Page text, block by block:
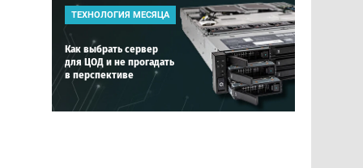
ТЕХНОЛОГИЯ МЕСЯЦА
Как выбрать сервер
для ЦОД и не прогадать
в перспективе